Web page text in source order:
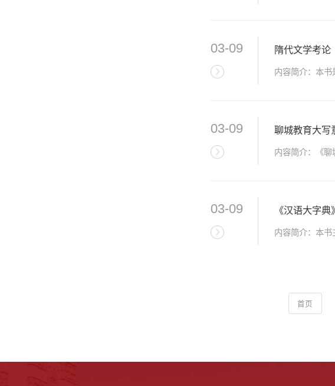
03-09 隋代文学考论
内容简介：本书
03-09 聊城教育大写
内容简介：《聊
03-09 《汉语大字
内容简介：本书
首页